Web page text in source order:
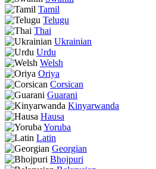
Tamil
Telugu
Thai
Ukrainian
Urdu
Welsh
Oriya
Corsican
Guarani
Kinyarwanda
Hausa
Yoruba
Latin
Georgian
Bhojpuri